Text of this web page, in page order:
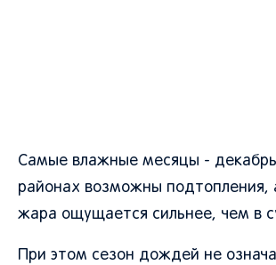
Самые влажные месяцы -
районах возможны подтопления,
жара ощущается сильнее, чем в
При этом сезон дождей не